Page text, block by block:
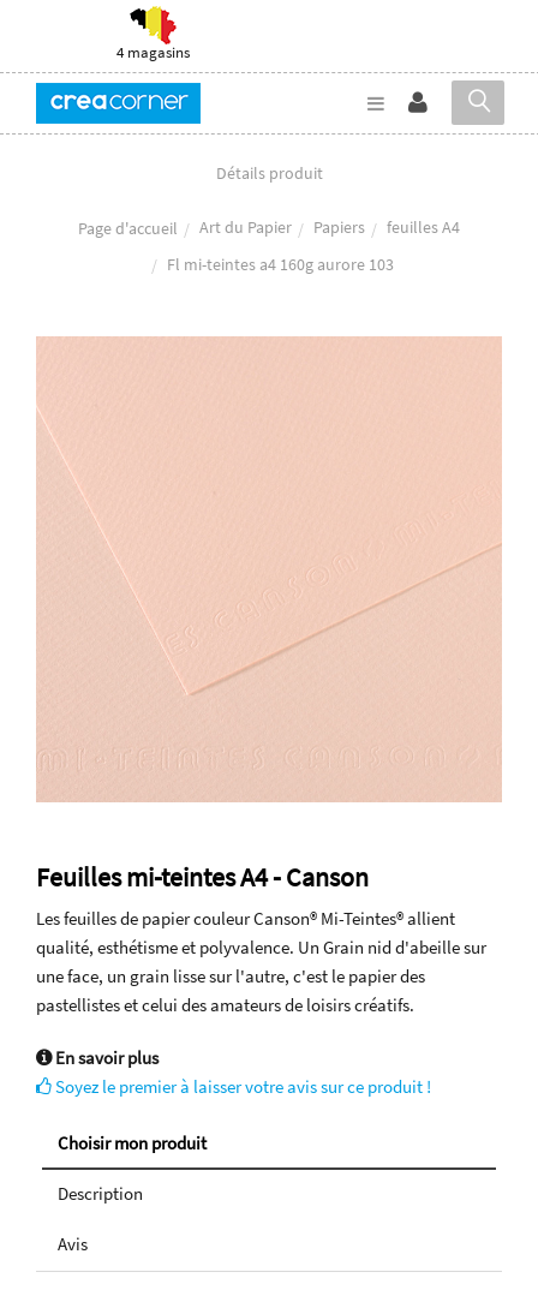
4 magasins
Détails produit
Page d'accueil Art du Papier Papiers
feuilles A4
Fl mi-teintes a4 160g aurore 103
Feuilles mi-teintes A4 - Canson
Les feuilles de papier couleur Canson® Mi-Teintes® allient
qualité, esthétisme et polyvalence. Un Grain nid d'abeille sur
une face, un grain lisse sur l'autre, c'est le papier des
pastellistes et celui des amateurs de loisirs créatifs.
En savoir plus
Soyez le premier à laisser votre avis sur ce produit !
Choisir mon produit
Description
Avis